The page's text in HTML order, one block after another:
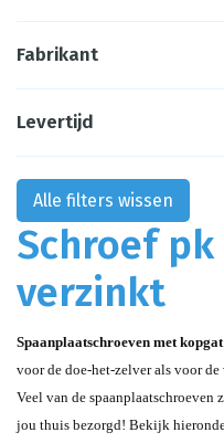
Schroef
verzinkt
Spaanplaatschroeven met
voor de doe-het-zelver als voor
Veel van de
jou thuis bezorgd! Bekijk
Fabrikant
Levertijd
Alle filters wissen